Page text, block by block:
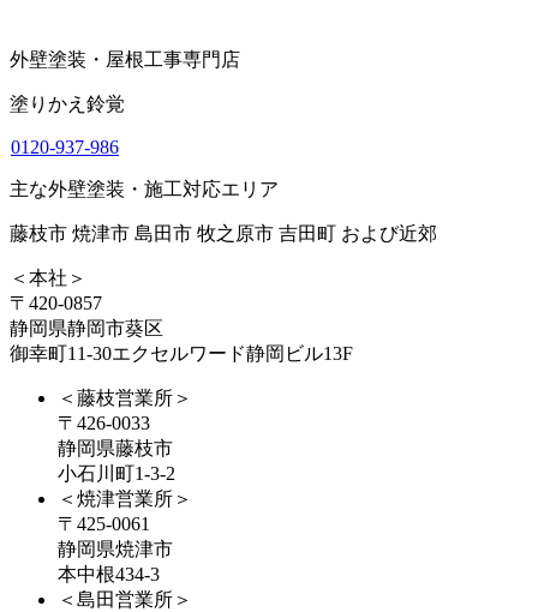
外壁塗装・屋根工事専門店
塗りかえ鈴覚
0120-937-986
主な外壁塗装・施工対応エリア
藤枝市 焼津市 島田市 牧之原市 吉田町 および近郊
＜本社＞
〒420-0857
静岡県静岡市葵区
御幸町11-30エクセルワード静岡ビル13F
＜藤枝営業所＞
〒426-0033
静岡県藤枝市
小石川町1-3-2
＜焼津営業所＞
〒425-0061
静岡県焼津市
本中根434-3
＜島田営業所＞